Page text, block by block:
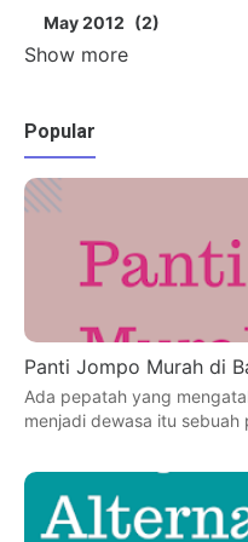
May 2012
2
Show more
Popular
Panti Jompo Murah di
Ada pepatah yang
menjadi dewasa itu sebuah